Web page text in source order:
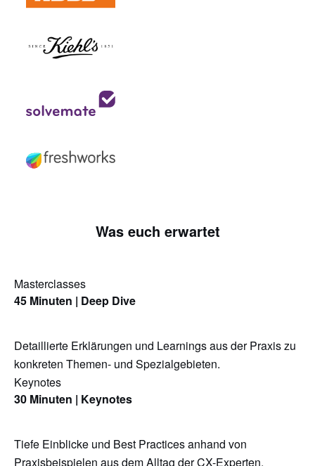
Was euch erwartet
Masterclasses
45 Minuten | Deep Dive
Detaillierte Erklärungen und Learnings aus der Praxis zu
konkreten Themen- und Spezialgebieten.
Keynotes
30 Minuten | Keynotes
Tiefe Einblicke und Best Practices anhand von
Praxisbeispielen aus dem Alltag der CX-Experten.